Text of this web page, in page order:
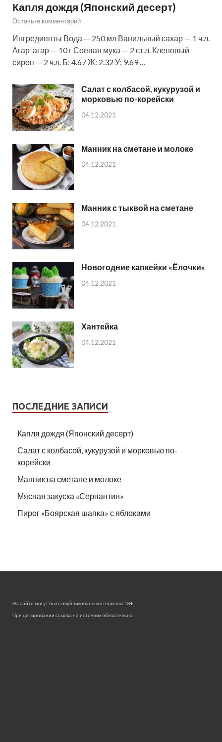
Капля дождя (Японский десерт)
Оставьте комментарий
Ингредиенты Вода — 250 мл Ванильный сахар — 1 ч.л.
Агар-агар — 10 г Соевая мука — 2 ст.л. Кленовый
сироп — 2 ч.л. Б: 4.67 Ж: 2.32 У: 9.69 …
Салат с колбасой, кукурузой и
морковью по-корейски
04.12.2021
Манник на сметане и молоке
04.12.2021
Манник с тыквой на сметане
04.12.2021
Новогодние капкейки «Ёлочки»
04.12.2021
Хантейка
04.12.2021
ПОСЛЕДНИЕ ЗАПИСИ
Капля дождя (Японский десерт)
Салат с колбасой, кукурузой и морковью по-
корейски
Манник на сметане и молоке
Мясная закуска «Серпантин»
Пирог «Боярская шапка» с яблоками
На сайте могут быть опубликованы материалы 18+!
При цитировании ссылка на источник обязательна.